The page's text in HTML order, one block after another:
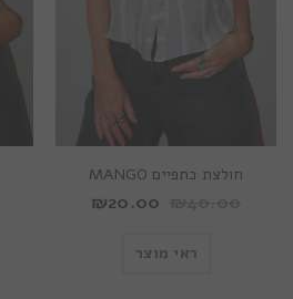
חולצת כתפיים MANGO
₪20.00
ראי מוצר